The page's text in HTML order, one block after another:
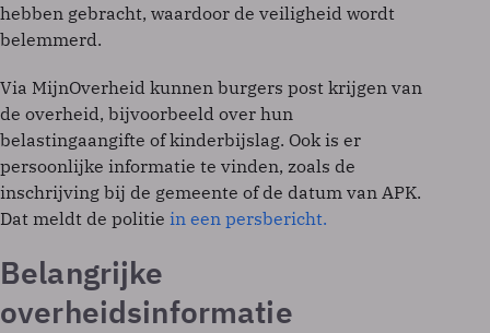
hebben gebracht, waardoor de veiligheid wordt
belemmerd.
Via MijnOverheid kunnen burgers post krijgen van
de overheid, bijvoorbeeld over hun
belastingaangifte of kinderbijslag. Ook is er
persoonlijke informatie te vinden, zoals de
inschrijving bij de gemeente of de datum van APK.
Dat meldt de politie in een persbericht.
Belangrijke
overheidsinformatie